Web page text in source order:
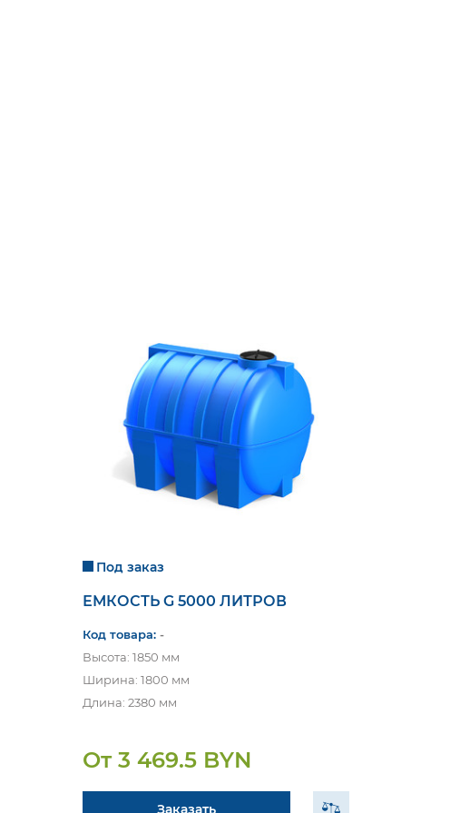
Под заказ
ЕМКОСТЬ G 5000 ЛИТРОВ
Код товара: -
Высота: 1850 мм
Ширина: 1800 мм
Длина: 2380 мм
От 3 469.5 BYN
Заказать